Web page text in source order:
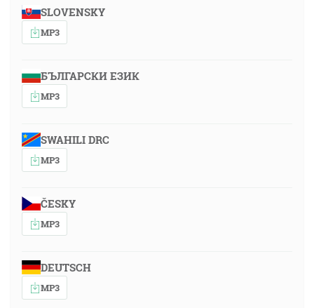
SLOVENSKY
MP3
БЪЛГАРСКИ ЕЗИК
MP3
SWAHILI DRC
MP3
ČESKY
MP3
DEUTSCH
MP3